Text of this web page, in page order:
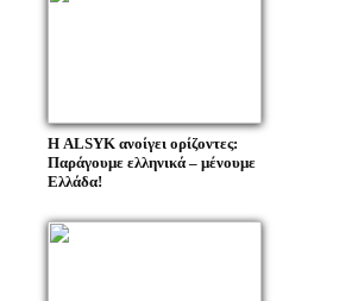
Η ALSYK ανοίγει ορίζοντες:
Παράγουμε ελληνικά – μένουμε
Ελλάδα!